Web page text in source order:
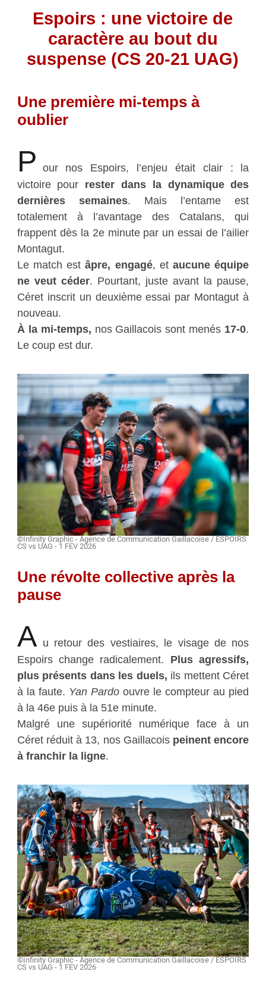
Espoirs : une victoire de
caractère au bout du
suspense (CS 20-21 UAG)
Une première mi-temps à
oublier
P our nos Espoirs, l’enjeu était clair : la
victoire pour rester dans la dynamique des
dernières semaines. Mais l’entame est
totalement à l’avantage des Catalans, qui
frappent dès la 2e minute par un essai de l’ailier
Montagut.
Le match estâpre, engagé, etaucune équipe
ne veut céder. Pourtant, juste avant la pause,
Céret inscrit un deuxième essai par Montagut à
nouveau.
À la mi-temps, nos Gaillacois sont menés 17-0.
Le coup est dur.
©Infinity Graphic - Agence de Communication Gaillacoise / ESPOIRS
CS vs UAG - 1 FEV 2026
Une révolte collective après la
pause
A u retour des vestiaires, le visage de nos
Espoirs change radicalement. Plus agressifs,
plus présents dans les duels, ils mettent Céret
à la faute. Yan Pardoouvre le compteur au pied
à la 46e puis à la 51e minute.
Malgré une supériorité numérique face à un
Céret réduit à 13, nos Gaillacois peinent encore
à franchir la ligne.
©Infinity Graphic - Agence de Communication Gaillacoise / ESPOIRS
CS vs UAG - 1 FEV 2026